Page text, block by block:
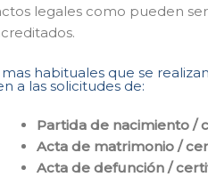
legales como pueden
habituales que se
a las solicitudes de:
Partida de nacimiento /
Acta de matrimonio /
Acta de defunción /